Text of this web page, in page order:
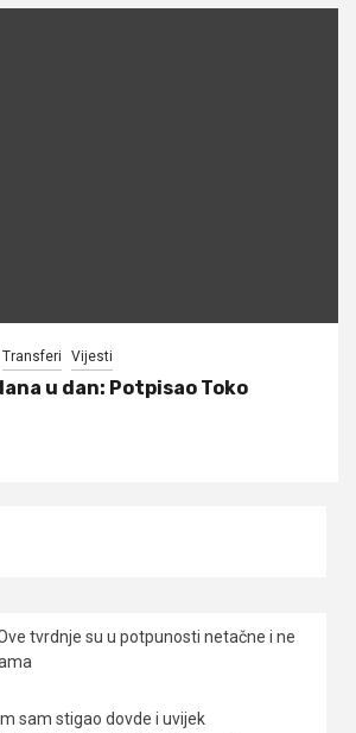
Transferi Vijesti
u dan: Potpisao Toko
tvrdnje su u potpunosti netačne i ne
sam stigao dovde i uvijek